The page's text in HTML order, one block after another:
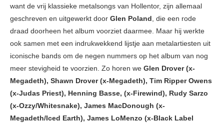
want de vrij klassieke metalsongs van Hollentor, zijn allemaal
geschreven en uitgewerkt door Glen Poland, die een rode
draad doorheen het album voorziet daarmee. Maar hij werkte
ook samen met een indrukwekkend lijstje aan metalartiesten uit
iconische bands om de negen nummers op het album van nog
meer stevigheid te voorzien. Zo horen we Glen Drover (x-
Megadeth), Shawn Drover (x-Megadeth), Tim Ripper Owens
(x-Judas Priest), Henning Basse, (x-Firewind), Rudy Sarzo
(x-Ozzy/Whitesnake), James MacDonough (x-
Megadeth/Iced Earth), James LoMenzo (x-Black Label